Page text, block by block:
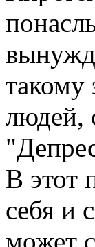
такому
людей,
В этот
себя и